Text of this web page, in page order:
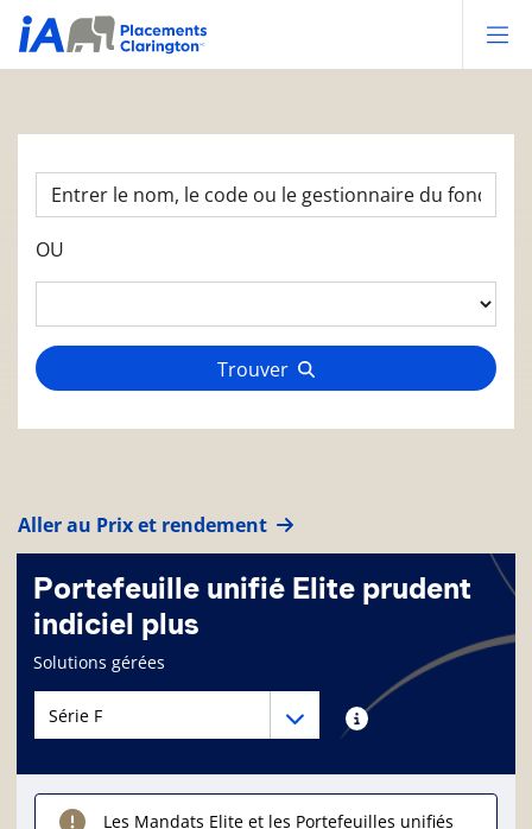
OU
Trouver
Aller au Prix et rendement
Portefeuille unifié Elite prudent
indiciel plus
Page d'informations sur le fonds
Solutions gérées
Menu déroulant des séries du Fonds Renseignements
Menu déroulant des séries du Fonds
Les Mandats Elite et les Portefeuilles unifiés